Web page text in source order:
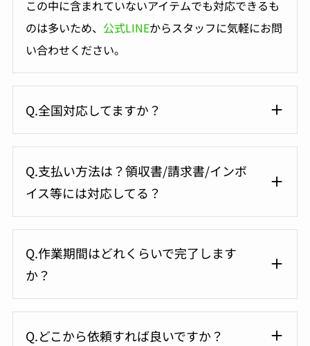
この中に含まれていないアイテムでも対応できるも
のは多いため、 公式LINEからスタッフに気軽にお問
い合わせください。
Q.全国対応してますか？
Q.支払い方法は？領収書/請求書/インボ
イス等には対応してる？
Q.作業期間はどれくらいで完了します
か？
Q.どこから依頼すれば良いですか？